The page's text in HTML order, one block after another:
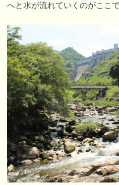
へと水が流れていくのがここ